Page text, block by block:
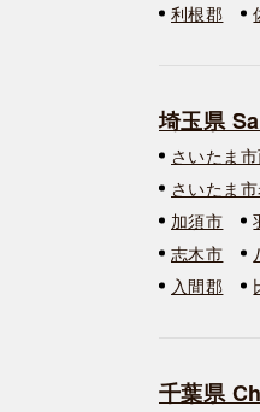
利根郡
埼玉県
さいたま
さいたま
加須市
志木市
入間郡
千葉県